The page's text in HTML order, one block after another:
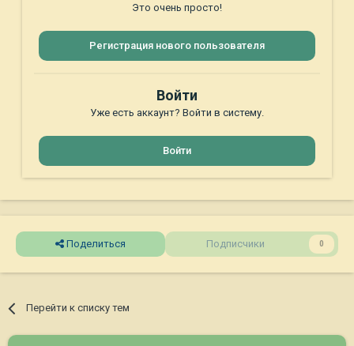
Это очень просто!
Регистрация нового пользователя
Войти
Уже есть аккаунт? Войти в систему.
Войти
Поделиться Подписчики 0
Перейти к списку тем